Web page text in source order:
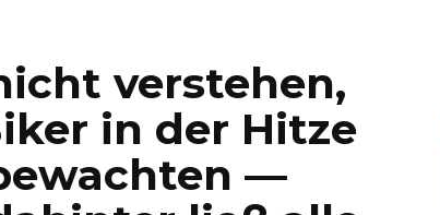
verstehen,
in der Hitze
—